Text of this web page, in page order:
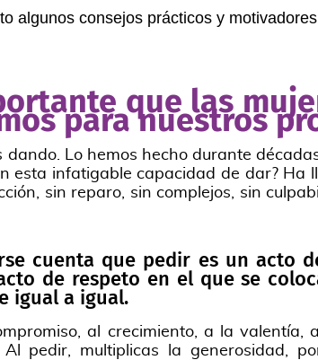
algunos consejos prácticos y
que las
para nuestros
Lo hemos hecho durante
esta infatigable capacidad de dar? Ha
sin reparo, sin complejos, sin
cuenta que pedir es un acto
de respeto en el que se
igual a igual.
al crecimiento, a la valentía,
Al pedir, multiplicas la generosidad,